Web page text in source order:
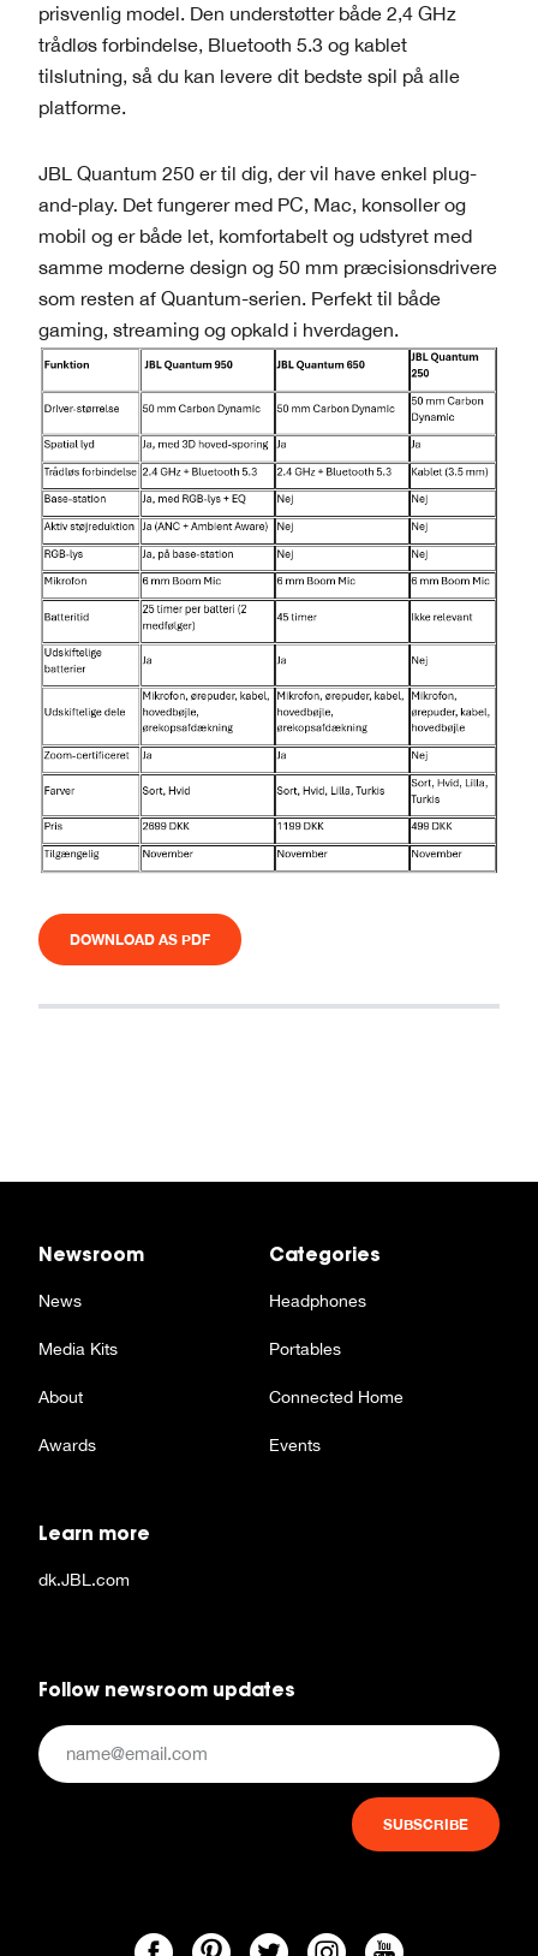
prisvenlig model. Den understøtter både 2,4 GHz
trådløs forbindelse, Bluetooth 5.3 og kablet
tilslutning, så du kan levere dit bedste spil på alle
platforme.
JBL Quantum 250 er til dig, der vil have enkel plug-
and-play. Det fungerer med PC, Mac, konsoller og
mobil og er både let, komfortabelt og udstyret med
samme moderne design og 50 mm præcisionsdrivere
som resten af Quantum-serien. Perfekt til både
gaming, streaming og opkald i hverdagen.
DOWNLOAD AS PDF
Newsroom
News
Media Kits
About
Awards
Categories
Headphones
Portables
Connected Home
Events
Learn more
dk.JBL.com
Follow newsroom updates